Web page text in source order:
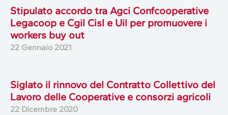
Stipulato accordo tra Agci Confcooperative
Legacoop e Cgil Cisl e Uil per promuovere i
workers buy out
22 Gennaio 2021
Siglato il rinnovo del Contratto Collettivo del
Lavoro delle Cooperative e consorzi agricoli
22 Dicembre 2020